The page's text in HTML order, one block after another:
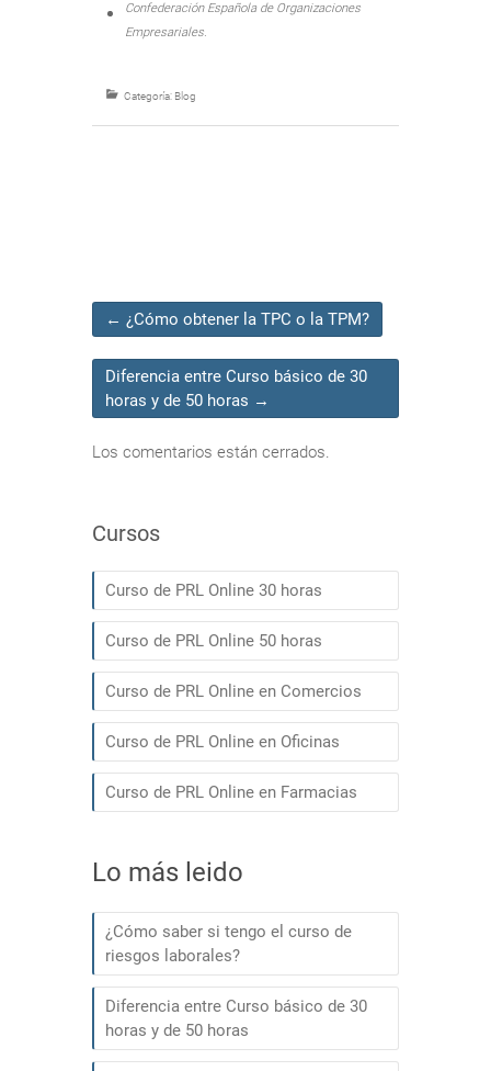
Confederación Española de Organizaciones
Empresariales.
Categoría: Blog
← ¿Cómo obtener la TPC o la TPM?
Diferencia entre Curso básico de 30
horas y de 50 horas →
Los comentarios están cerrados.
Cursos
Curso de PRL Online 30 horas
Curso de PRL Online 50 horas
Curso de PRL Online en Comercios
Curso de PRL Online en Oficinas
Curso de PRL Online en Farmacias
Lo más leido
¿Cómo saber si tengo el curso de
riesgos laborales?
Diferencia entre Curso básico de 30
horas y de 50 horas